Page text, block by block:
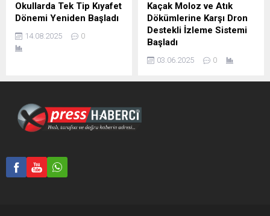
Okullarda Tek Tip Kıyafet
Dönemi Yeniden Başladı
14.08.2025 0
Kaçak Moloz ve Atık
Dökümlerine Karşı Dron
Destekli İzleme Sistemi
Başladı
03.06.2025 0